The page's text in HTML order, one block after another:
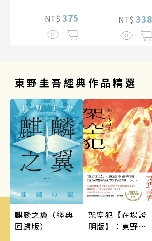
NT$ 375 NT$ 338
東野圭吾經典作品精選
麒麟之翼（經典
回歸版）
架空犯【在場證
明版】：東野圭